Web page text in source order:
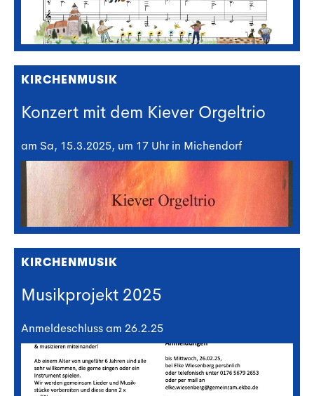
KIRCHENMUSIK
Konzert mit dem Kiever Orgeltrio
am Sa, 15.3.2025, um 17 Uhr in Michendorf
KIRCHENMUSIK
Musikprojekt 2025
Anmeldeschluss am 26.2.25